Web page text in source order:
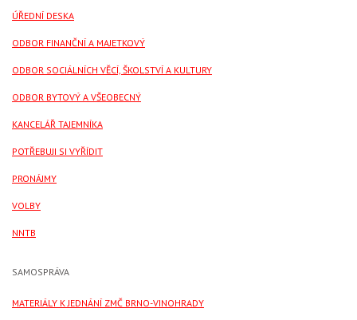
ÚŘEDNÍ DESKA
ODBOR FINANČNÍ A MAJETKOVÝ
ODBOR SOCIÁLNÍCH VĚCÍ, ŠKOLSTVÍ A KULTURY
ODBOR BYTOVÝ A VŠEOBECNÝ
KANCELÁŘ TAJEMNÍKA
POTŘEBUJI SI VYŘÍDIT
PRONÁJMY
VOLBY
NNTB
SAMOSPRÁVA
MATERIÁLY K JEDNÁNÍ ZMČ BRNO-VINOHRADY